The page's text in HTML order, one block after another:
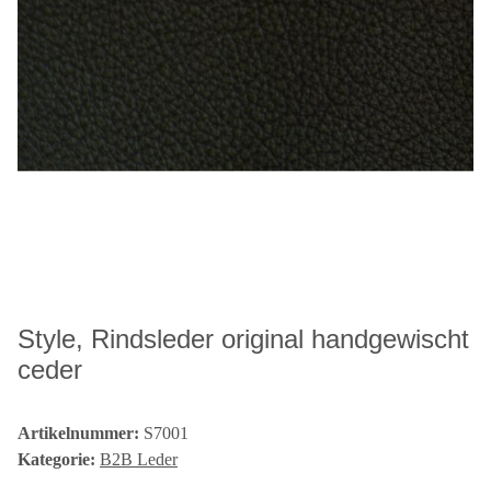
Style, Rindsleder original handgewischt
ceder
Artikelnummer: S7001
Kategorie: B2B Leder